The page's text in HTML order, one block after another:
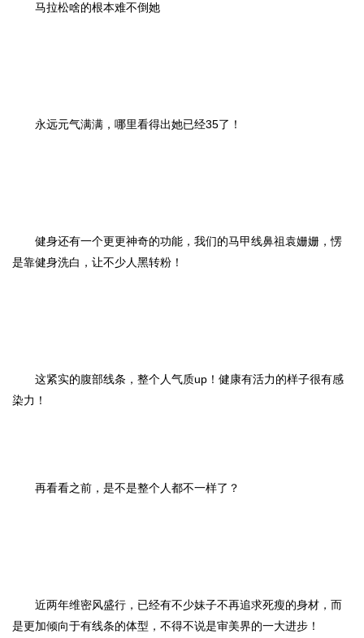
马拉松啥的根本难不倒她
永远元气满满，哪里看得出她已经35了！
健身还有一个更更神奇的功能，我们的马甲线鼻祖袁姗姗，愣
是靠健身洗白，让不少人黑转粉！
这紧实的腹部线条，整个人气质up！健康有活力的样子很有感
染力！
再看看之前，是不是整个人都不一样了？
近两年维密风盛行，已经有不少妹子不再追求死瘦的身材，而
是更加倾向于有线条的体型，不得不说是审美界的一大进步！